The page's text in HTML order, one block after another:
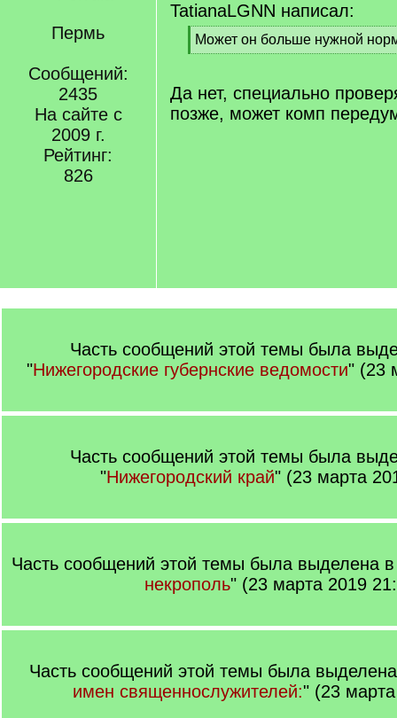
Пермь
Сообщений:
2435
На сайте с
2009 г.
Рейтинг:
826
TatianaLGNN написал:
[
q
Может он больше нужной
[
q
Да нет, специально
позже, может комп
Часть сообщений этой темы была
"Нижегородские губернские ведомости" (23
Часть сообщений этой темы была
"Нижегородский край" (23 марта
Часть сообщений этой темы была выделена
некрополь" (23 марта 2019
Часть сообщений этой темы была
имен священнослужителей:" (23